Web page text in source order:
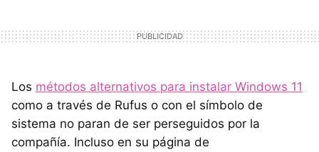
Los métodos alternativos para instalar Windows 11
como a través de Rufus o con el símbolo de
sistema no paran de ser perseguidos por la
compañía. Incluso en su página de